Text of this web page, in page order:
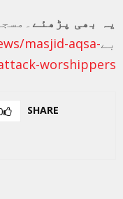
یہ بھی پڑھئے
بےmasjid-aqsa-
worshippers/
SHARE